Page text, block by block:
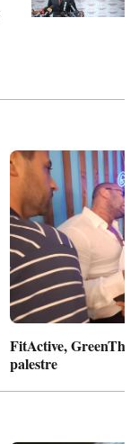
FitActive,
palestre